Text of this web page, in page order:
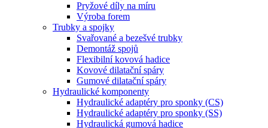
Pryžové díly na míru
Výroba forem
Trubky a spojky
Svařované a bezešvé trubky
Demontáž spojů
Flexibilní kovová hadice
Kovové dilatační spáry
Gumové dilatační spáry
Hydraulické komponenty
Hydraulické adaptéry pro sponky (CS)
Hydraulické adaptéry pro sponky (SS)
Hydraulická gumová hadice